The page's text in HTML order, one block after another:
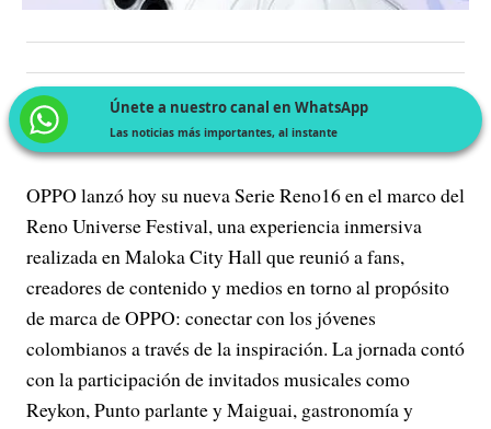
Únete a nuestro canal en WhatsApp
Las noticias más importantes, al instante
OPPO lanzó hoy su nueva Serie Reno16 en el marco del
Reno Universe Festival, una experiencia inmersiva
realizada en Maloka City Hall que reunió a fans,
creadores de contenido y medios en torno al propósito
de marca de OPPO: conectar con los jóvenes
colombianos a través de la inspiración. La jornada contó
con la participación de invitados musicales como
Reykon, Punto parlante y Maiguai, gastronomía y